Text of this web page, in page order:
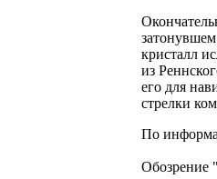
кристалл
из
его для
стрелки
По
Обозрение